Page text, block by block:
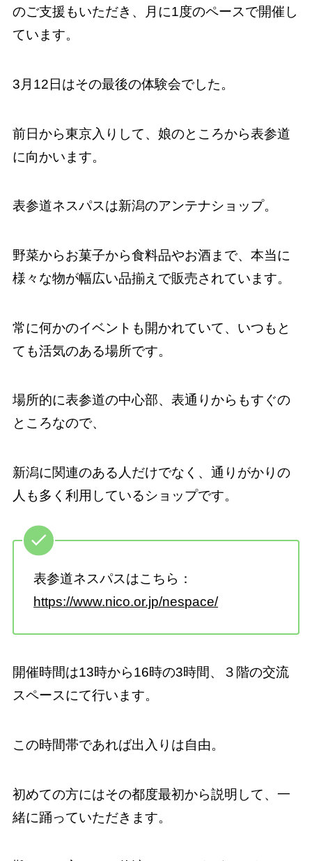
のご支援もいただき、月に1度のペースで開催し
ています。
3月12日はその最後の体験会でした。
前日から東京入りして、娘のところから表参道
に向かいます。
表参道ネスパスは新潟のアンテナショップ。
野菜からお菓子から食料品やお酒まで、本当に
様々な物が幅広い品揃えで販売されています。
常に何かのイベントも開かれていて、いつもと
ても活気のある場所です。
場所的に表参道の中心部、表通りからもすぐの
ところなので、
新潟に関連のある人だけでなく、通りがかりの
人も多く利用しているショップです。
表参道ネスパスはこちら：
https://www.nico.or.jp/nespace/
開催時間は13時から16時の3時間、３階の交流
スペースにて行います。
この時間帯であれば出入りは自由。
初めての方にはその都度最初から説明して、一
緒に踊っていただきます。